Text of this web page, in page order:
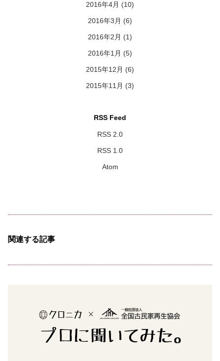
2016年4月 (10)
2016年3月 (6)
2016年2月 (1)
2016年1月 (5)
2015年12月 (6)
2015年11月 (3)
RSS Feed
RSS 2.0
RSS 1.0
Atom
関連する記事